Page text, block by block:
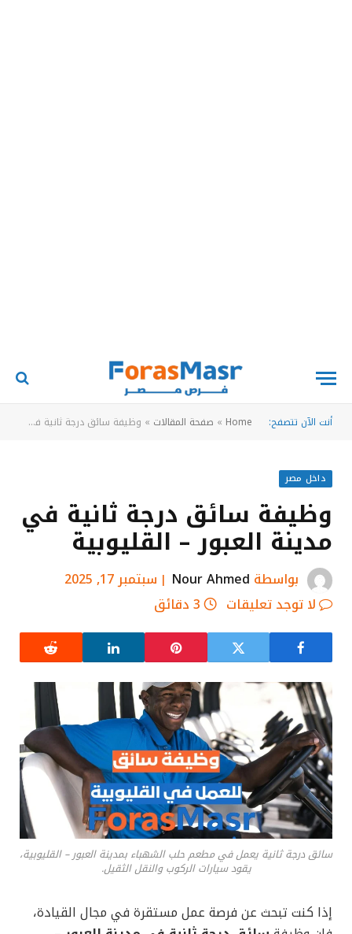
أنت الآن تتصفح: Home
» صفحة المقالات » وظيفة سائق درجة ثانية في مدينة العبور – القليوبية
داخل مصر
وظيفة سائق درجة ثانية في
مدينة العبور – القليوبية
بواسطة Nour Ahmed
سبتمبر 17, 2025
لا توجد تعليقات
3 دقائق
سائق درجة ثانية يعمل في مطعم حلب الشهباء بمدينة العبور – القليوبية،
يقود سيارات الركوب والنقل الثقيل.
إذا كنت تبحث عن فرصة عمل مستقرة في مجال القيادة،